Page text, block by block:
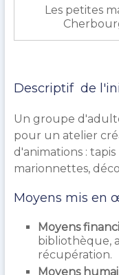
Les petites
Descriptif de
Un groupe
pour un atelier
d'animations :
marionnettes,
Moyens mis en
Moyens
bibliothèque,
récupération.
Moyens